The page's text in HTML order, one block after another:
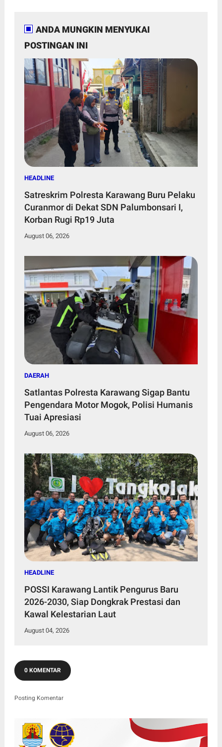
ANDA MUNGKIN MENYUKAI
POSTINGAN INI
HEADLINE
Satreskrim Polresta Karawang Buru Pelaku
Curanmor di Dekat SDN Palumbonsari I,
Korban Rugi Rp19 Juta
August 06, 2026
DAERAH
Satlantas Polresta Karawang Sigap Bantu
Pengendara Motor Mogok, Polisi Humanis
Tuai Apresiasi
August 06, 2026
HEADLINE
POSSI Karawang Lantik Pengurus Baru
2026-2030, Siap Dongkrak Prestasi dan
Kawal Kelestarian Laut
August 04, 2026
0 KOMENTAR
Posting Komentar